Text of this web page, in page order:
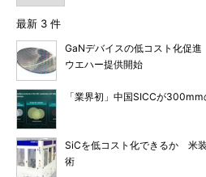
最新 3 件
GaNデバイスの低コスト化促
ウエハー提供開始
「業界初」中国SICCが
SiCを低コスト化できるか 米
術